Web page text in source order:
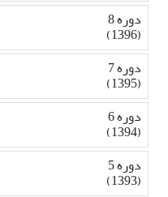
دوره 8
(1396)
دوره 7
(1395)
دوره 6
(1394)
دوره 5
(1393)